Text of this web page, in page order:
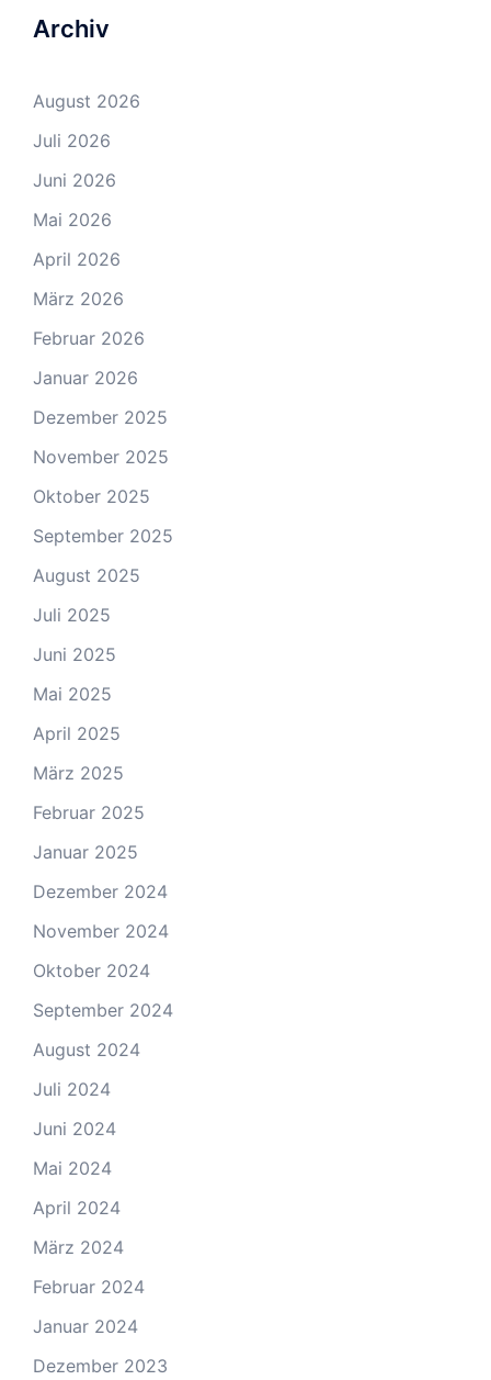
Archiv
August 2026
Juli 2026
Juni 2026
Mai 2026
April 2026
März 2026
Februar 2026
Januar 2026
Dezember 2025
November 2025
Oktober 2025
September 2025
August 2025
Juli 2025
Juni 2025
Mai 2025
April 2025
März 2025
Februar 2025
Januar 2025
Dezember 2024
November 2024
Oktober 2024
September 2024
August 2024
Juli 2024
Juni 2024
Mai 2024
April 2024
März 2024
Februar 2024
Januar 2024
Dezember 2023